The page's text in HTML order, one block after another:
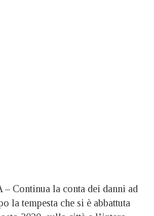
Continua la conta dei danni ad
la tempesta che si è abbattuta